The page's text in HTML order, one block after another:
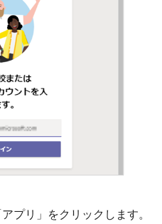
プリ」をクリックします。